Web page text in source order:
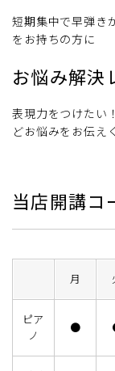
短期集中で早弾き
をお持ちの方に
お悩み解決
表現力をつけたい
どお悩みをお伝え
当店開講コ
月
ピア
ノ
●